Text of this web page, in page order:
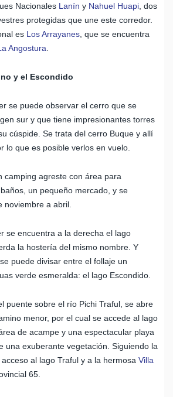
Nacionales Lanín y Nahuel Huapi , dos
protegidas que une este corredor.
es Los Arrayanes , que se encuentra
Angostura
y el Escondido
se puede observar el cerro que se
sur y que tiene impresionantes torres
cúspide. Se trata del cerro Buque y allí
lo que es posible verlos en vuelo.
camping agreste con área para
un pequeño mercado, y se
noviembre a abril.
se encuentra a la derecha el lago
la hostería del mismo nombre. Y
puede divisar entre el follaje un
verde esmeralda: el lago Escondido.
puente sobre el río Pichi Traful, se abre
menor, por el cual se accede al lago
de acampe y una espectacular playa
una exuberante vegetación. Siguiendo la
al lago Traful y a la hermosa Villa
65.